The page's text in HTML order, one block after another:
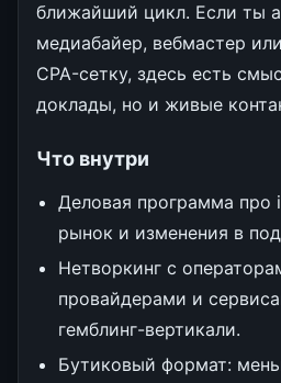
ближайший цикл. Если ты
медиабайер, вебмастер
CPA-сетку, здесь есть
доклады, но и живые
Что внутри
Деловая программа про
рынок и изменения в
Нетворкинг с
провайдерами и
гемблинг-вертикали.
Бутиковый формат: